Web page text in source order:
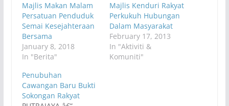
Majlis Makan Malam
Persatuan Penduduk
Semai Kesejahteraan
Bersama
January 8, 2018
In "Berita"
Majlis Kenduri Rakyat
Perkukuh Hubungan
Dalam Masyarakat
February 17, 2013
In "Aktiviti &
Komuniti"
Penubuhan
Cawangan Baru Bukti
Sokongan Rakyat